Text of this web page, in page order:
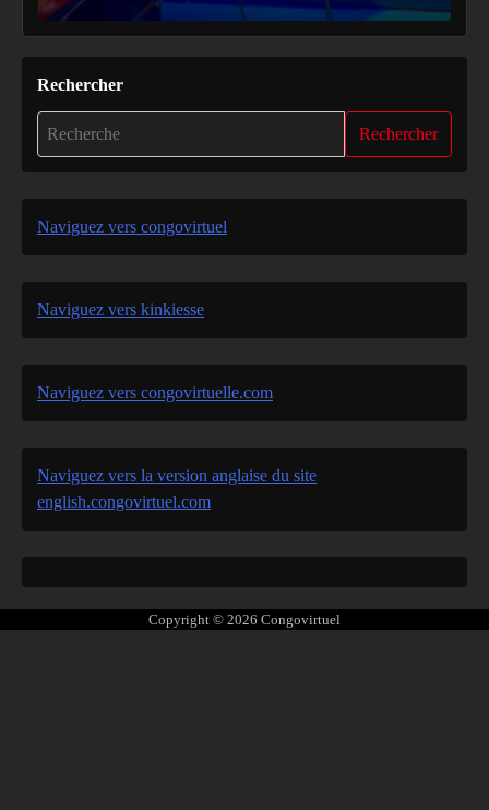
Rechercher
Rechercher
Naviguez vers congovirtuel
Naviguez vers kinkiesse
Naviguez vers congovirtuelle.com
Naviguez vers la version anglaise du site
english.congovirtuel.com
Copyright © 2026 Congovirtuel